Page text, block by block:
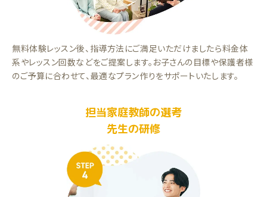
無料体験レッスン後、指導方法にご満足いただけましたら料金体
系やレッスン回数などをご提案します。お子さんの目標や保護者様
のご予算に合わせて、最適なプラン作りをサポートいたします。
担当家庭教師の選考
先生の研修